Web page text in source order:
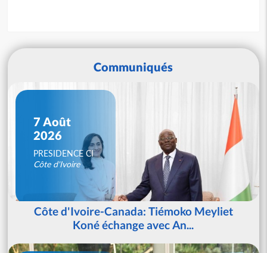
Communiqués
7 Août
2026
PRESIDENCE CI
Côte d'Ivoire
Côte d'Ivoire-Canada: Tiémoko Meyliet
Koné échange avec An...